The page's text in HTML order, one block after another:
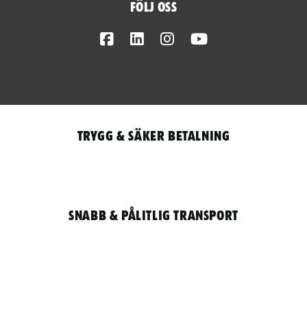
Följ oss
FacebookLinkedInInstagram
Trygg & säker betalning
Snabb & pålitlig transport